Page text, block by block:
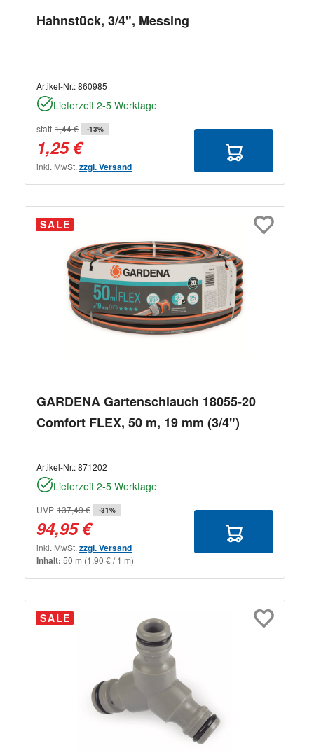
Hahnstück, 3/4", Messing
Artikel-Nr.:860985
Lieferzeit 2-5 Werktage
statt 1,44 € -13%
1,25 €
inkl. MwSt. zzgl. Versand
SALE
GARDENA Gartenschlauch 18055-20
Comfort FLEX, 50 m, 19 mm (3/4")
Artikel-Nr.:871202
Lieferzeit 2-5 Werktage
UVP 137,49 € -31%
94,95 €
inkl. MwSt. zzgl. Versand
Inhalt: 50 m (1,90 € / 1 m)
SALE